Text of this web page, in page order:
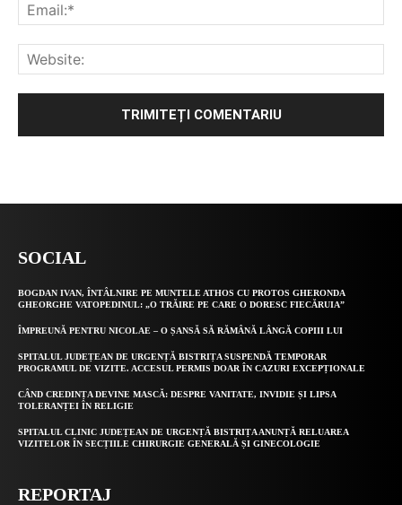
SOCIAL
BOGDAN IVAN, ÎNTÂLNIRE PE MUNTELE ATHOS CU PROTOS GHERONDA
GHEORGHE VATOPEDINUL: „O TRĂIRE PE CARE O DORESC FIECĂRUIA”
ÎMPREUNĂ PENTRU NICOLAE – O ȘANSĂ SĂ RĂMÂNĂ LÂNGĂ COPIII LUI
SPITALUL JUDEȚEAN DE URGENȚĂ BISTRIȚA SUSPENDĂ TEMPORAR
PROGRAMUL DE VIZITE. ACCESUL PERMIS DOAR ÎN CAZURI EXCEPȚIONALE
CÂND CREDINȚA DEVINE MASCĂ: DESPRE VANITATE, INVIDIE ȘI LIPSA
TOLERANȚEI ÎN RELIGIE
SPITALUL CLINIC JUDEȚEAN DE URGENȚĂ BISTRIȚA ANUNȚĂ RELUAREA
VIZITELOR ÎN SECȚIILE CHIRURGIE GENERALĂ ȘI GINECOLOGIE
REPORTAJ